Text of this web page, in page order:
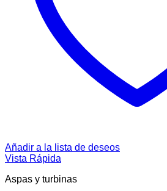
Añadir a la lista de deseos
Vista Rápida
Aspas y turbinas